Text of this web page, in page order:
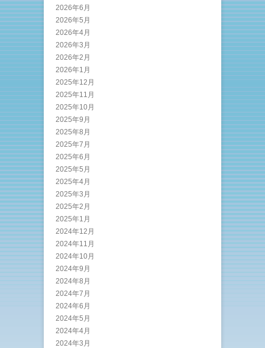
2026年6月
2026年5月
2026年4月
2026年3月
2026年2月
2026年1月
2025年12月
2025年11月
2025年10月
2025年9月
2025年8月
2025年7月
2025年6月
2025年5月
2025年4月
2025年3月
2025年2月
2025年1月
2024年12月
2024年11月
2024年10月
2024年9月
2024年8月
2024年7月
2024年6月
2024年5月
2024年4月
2024年3月